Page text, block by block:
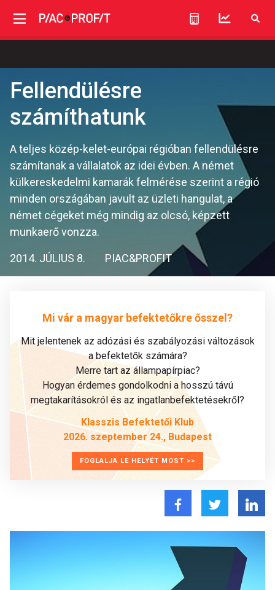
Fellendülésre
számíthatunk
A teljes közép-kelet-európai régióban fellendülésre
számítanak a vállalatok az idei évben. A német
külkereskedelmi kamarák felmérése szerint a régió
minden országában javult az üzleti hangulat, a
német cégeket még mindig az olcsó, képzett
munkaerő vonzza.
2014. JÚLIUS 8. PIAC&PROFIT
Mi vár a magyar befektetőkre ősszel?
Mit jelentenek az adózási és szabályozási változások
a befektetők számára?
Merre tart az állampapírpiac?
Hogyan érdemes gondolkodni a hosszú távú
megtakarításokról és az ingatlanbefektetésekről?
Klasszis Befektetői Klub
2026. szeptember 24., Budapest
FOGLALJA LE HELYÉT MOST >>